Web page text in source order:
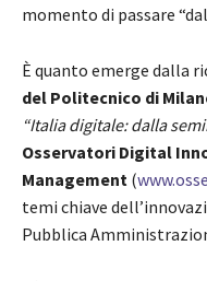
momento di passare
È quanto emerge dalla
del Politecnico di
“Italia digitale: dalla
Osservatori Digital
Management (
temi chiave
Pubblica